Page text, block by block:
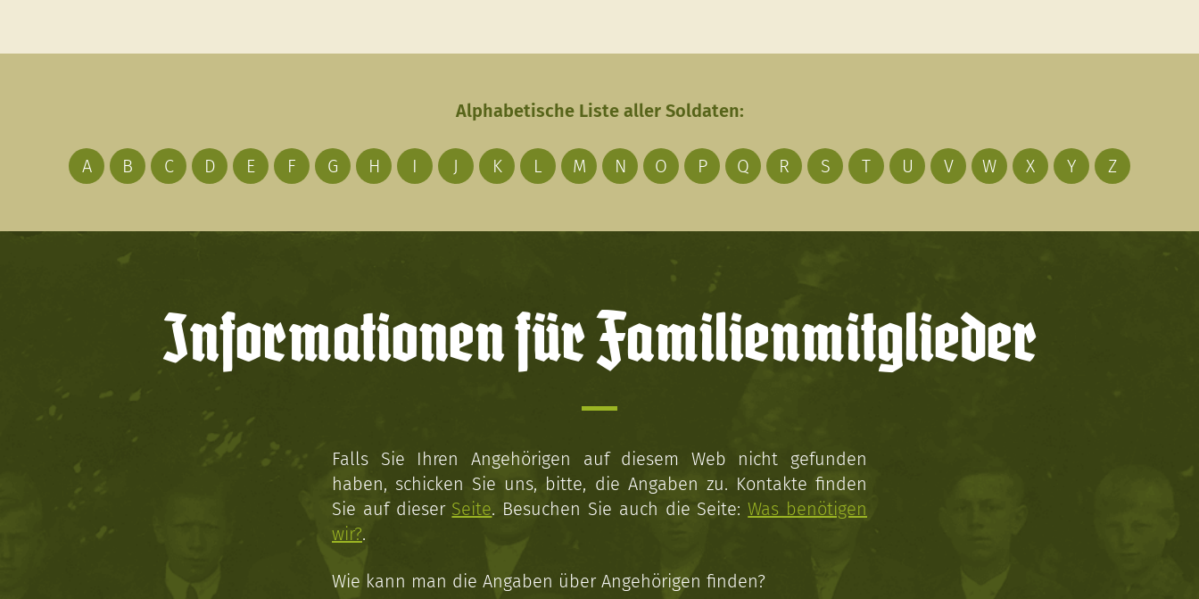
Alphabetische Liste aller Soldaten:
A B C D E F G H I J K L M N O P Q R S T U V W X Y Z
Informationen für Familienmitglieder
Falls Sie Ihren Angehörigen auf diesem Web nicht gefunden
haben, schicken Sie uns, bitte, die Angaben zu. Kontakte finden
Sie auf dieser Seite. Besuchen Sie auch die Seite:Was benötigen
wir?.
Wie kann man die Angaben über Angehörigen finden?